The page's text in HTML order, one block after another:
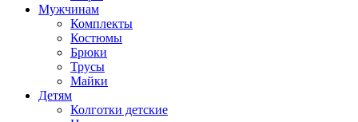
Мужчинам
Комплекты
Костюмы
Брюки
Трусы
Майки
Детям
Колготки детские